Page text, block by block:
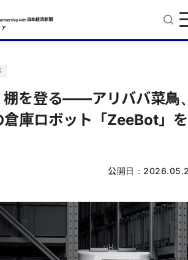
棚を登る——アリババ菜鳥
倉庫ロボット「ZeeBot」を
公開日：